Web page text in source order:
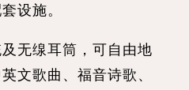
设施。
无缐耳筒，可自由地
文歌曲、福音诗歌、